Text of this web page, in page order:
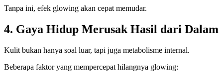
Tanpa ini, efek glowing akan cepat memudar.
4. Gaya Hidup Merusak Hasil dari Dalam
Kulit bukan hanya soal luar, tapi juga metabolisme internal.
Beberapa faktor yang mempercepat hilangnya glowing: